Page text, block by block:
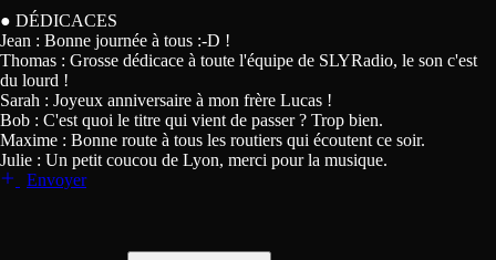
● DÉDICACES
Jean : Bonne journée à tous :-D !
Thomas : Grosse dédicace à toute l'équipe de SLYRadio, le son c'est
du lourd !
Sarah : Joyeux anniversaire à mon frère Lucas !
Bob : C'est quoi le titre qui vient de passer ? Trop bien.
Maxime : Bonne route à tous les routiers qui écoutent ce soir.
Julie : Un petit coucou de Lyon, merci pour la musique.
Envoyer